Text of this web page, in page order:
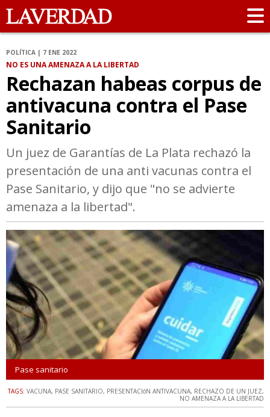
POLÍTICA | 7 ENE 2022
NO ES UNA AMENAZA A LA LIBERTAD
Rechazan habeas corpus de
antivacuna contra el Pase
Sanitario
Un juez de Garantías de La Plata rechazó la
presentación de una anti vacunas contra el
Pase Sanitario, y dijo que "no se advierte
amenaza a la libertad".
Pase sanitario
TAGS: VACUNA, PASE SANITARIO, PRESENTACIóN ANTIVACUNA, RECHAZO DE UN JUEZ,
NO AMENAZA A LA LIBERTAD